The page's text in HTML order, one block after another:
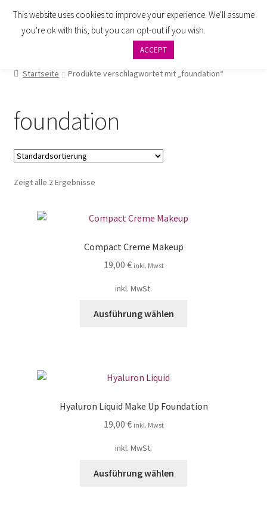
Zur
Navigation
Zum
Inhalt
Widerrufsbelehrung
Versand
Impressum
Datenschutzbelehrung
Startseite Produkte verschlagwortet mit „foundation“
foundation
Zeigt alle 2 Ergebnisse
Compact Creme Makeup
19,00 € inkl. Mwst
inkl. MwSt.
Ausführung wählen
Hyaluron Liquid Make Up Foundation
19,00 € inkl. Mwst
inkl. MwSt.
Ausführung wählen
This website uses cookies to improve your experience. We'll assume
you're ok with this, but you can opt-out if you wish.
ACCEPT